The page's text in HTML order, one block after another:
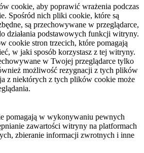
cookie, aby poprawić wrażenia podczas
Spośród nich pliki cookie, które są
są przechowywane w przeglądarce,
działania podstawowych funkcji witryny.
cookie stron trzecich, które pomagają
w jaki sposób korzystasz z tej witryny.
w Twojej przeglądarce tylko
możliwość rezygnacji z tych plików
z niektórych z tych plików cookie może
pomagają w wykonywaniu pewnych
zawartości witryny na platformach
zbieranie informacji zwrotnych i inne